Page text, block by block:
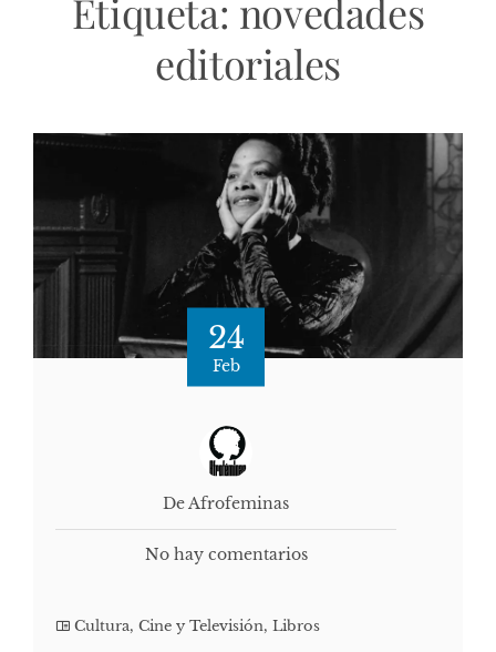
Etiqueta: novedades
editoriales
24
Feb
De Afrofeminas
No hay comentarios
Cultura, Cine y Televisión, Libros